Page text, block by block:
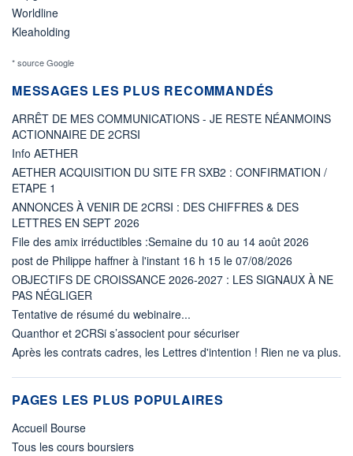
Worldline
Kleaholding
* source Google
MESSAGES LES PLUS RECOMMANDÉS
ARRÊT DE MES COMMUNICATIONS - JE RESTE NÉANMOINS
ACTIONNAIRE DE 2CRSI
Info AETHER
AETHER ACQUISITION DU SITE FR SXB2 : CONFIRMATION /
ETAPE 1
ANNONCES À VENIR DE 2CRSI : DES CHIFFRES & DES
LETTRES EN SEPT 2026
File des amix irréductibles :Semaine du 10 au 14 août 2026
post de Philippe haffner à l'instant 16 h 15 le 07/08/2026
OBJECTIFS DE CROISSANCE 2026-2027 : LES SIGNAUX À NE
PAS NÉGLIGER
Tentative de résumé du webinaire...
Quanthor et 2CRSi s’associent pour sécuriser
Après les contrats cadres, les Lettres d'intention ! Rien ne va plus.
PAGES LES PLUS POPULAIRES
Accueil Bourse
Tous les cours boursiers